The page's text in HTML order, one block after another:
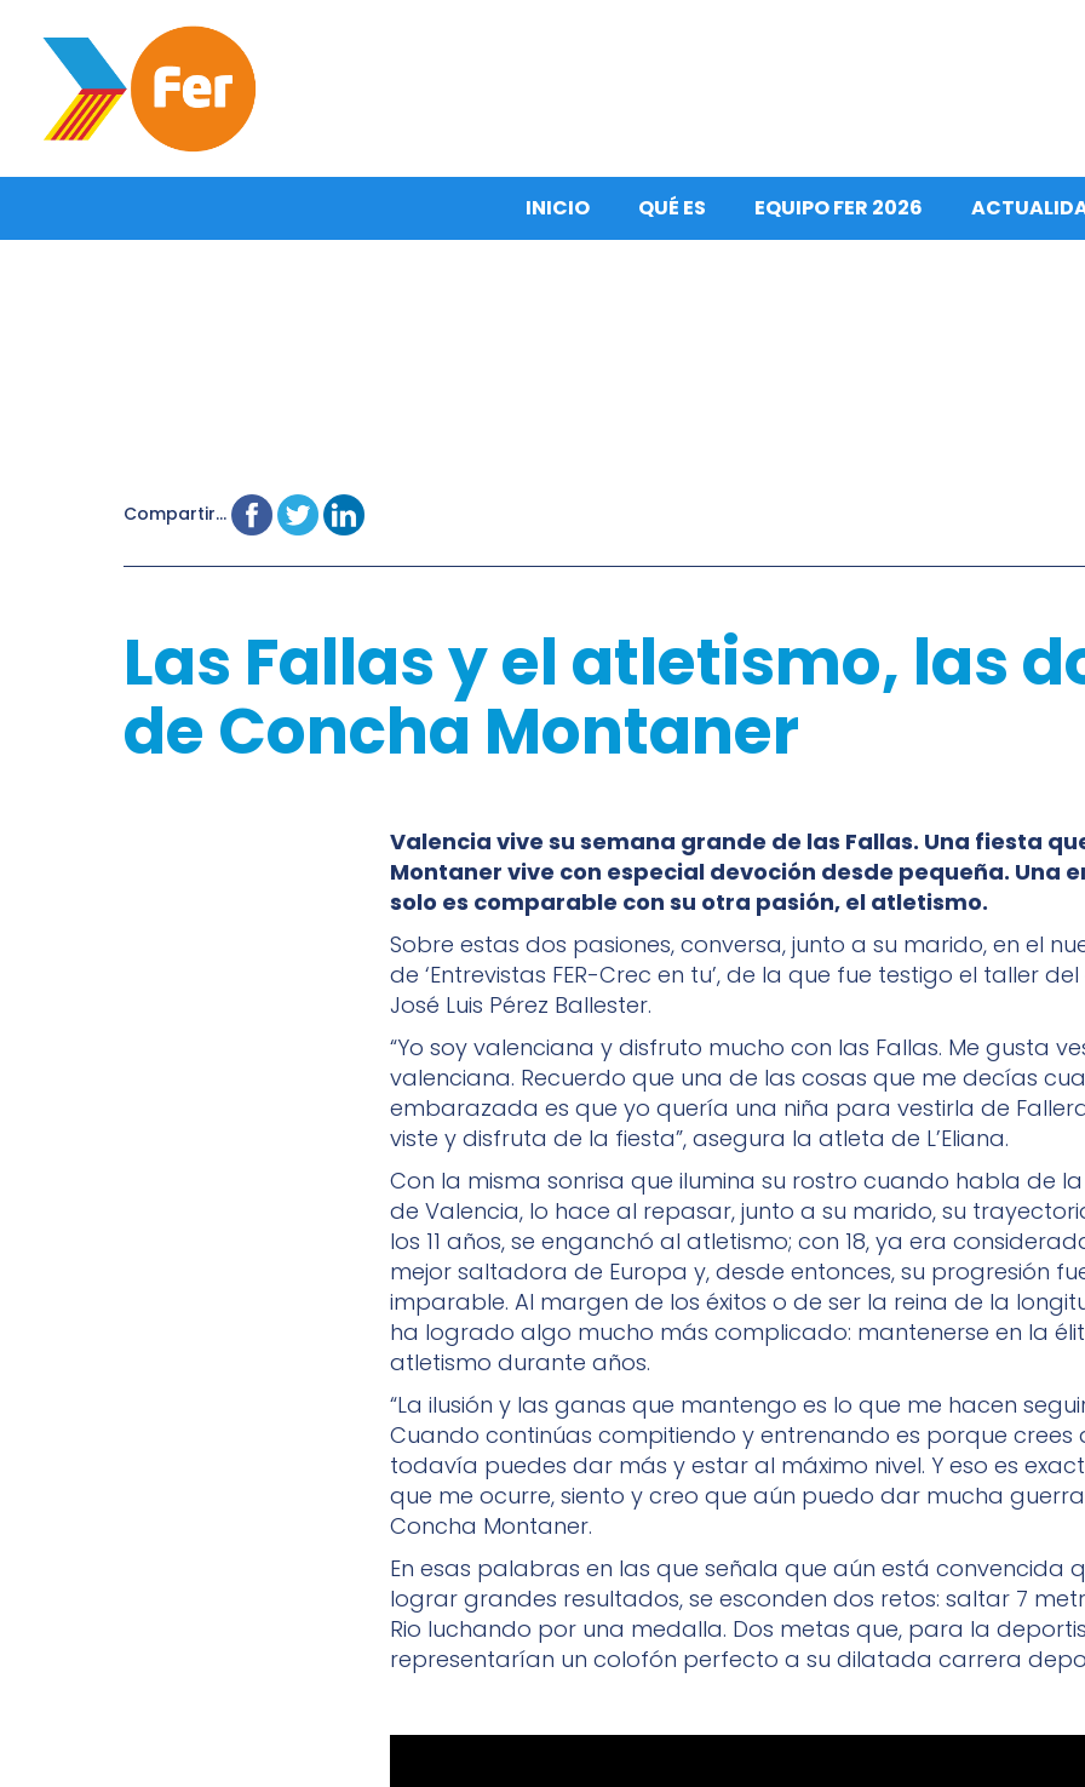
INICIO QUÉ ES EQUIPO FER 2026
Compartir...
Las Fallas y el atletismo, las
de Concha Montaner
Valencia vive su semana grande de las Fallas. Una fiesta
Montaner vive con especial devoción desde pequeña. Una
solo es comparable con su otra pasión, el atletismo.
Sobre estas dos pasiones, conversa, junto a su marido, en el
de ‘Entrevistas FER-Crec en tu’, de la que fue testigo el taller
José Luis Pérez Ballester.
“Yo soy valenciana y disfruto mucho con las Fallas. Me gusta
valenciana. Recuerdo que una de las cosas que me decías
embarazada es que yo quería una niña para vestirla de
viste y disfruta de la fiesta”, asegura la atleta de L’Eliana.
Con la misma sonrisa que ilumina su rostro cuando habla de
de Valencia, lo hace al repasar, junto a su marido, su
los 11 años, se enganchó al atletismo; con 18, ya era
mejor saltadora de Europa y, desde entonces, su progresión
imparable. Al margen de los éxitos o de ser la reina de la
ha logrado algo mucho más complicado: mantenerse en la
atletismo durante años.
“La ilusión y las ganas que mantengo es lo que me hacen
Cuando continúas compitiendo y entrenando es porque crees
todavía puedes dar más y estar al máximo nivel. Y eso es
que me ocurre, siento y creo que aún puedo dar mucha
Concha Montaner.
En esas palabras en las que señala que aún está convencida
lograr grandes resultados, se esconden dos retos: saltar 7
Rio luchando por una medalla. Dos metas que, para la
representarían un colofón perfecto a su dilatada carrera